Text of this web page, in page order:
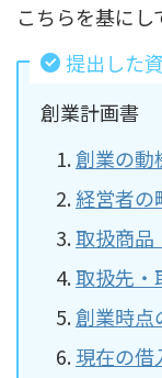
こちらを基にし
提出した
創業計画書
創業の動
経営者の
取扱商品
取扱先・
創業時点
現在の借